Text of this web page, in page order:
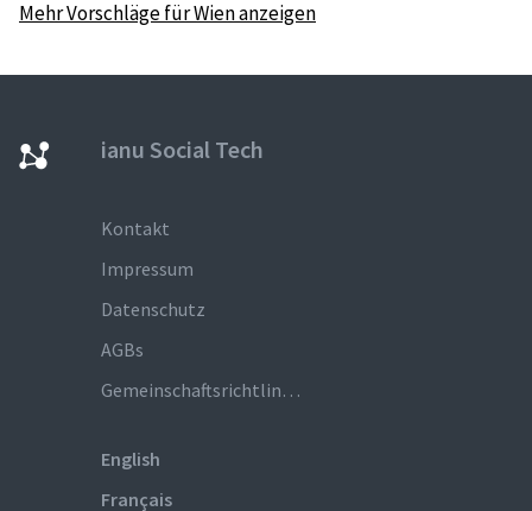
Mehr Vorschläge für Wien anzeigen
ianu Social Tech
Kontakt
Impressum
Datenschutz
AGBs
Gemeinschaftsrichtlinien
English
Français